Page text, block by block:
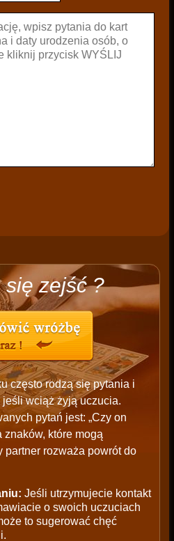
się zejść ?
często rodzą się pytania i
wciąż żyją uczucia.
pytań jest: „Czy on
znaków, które mogą
partner rozważa powrót do
Jeśli utrzymujecie kontakt
o swoich uczuciach
to sugerować chęć